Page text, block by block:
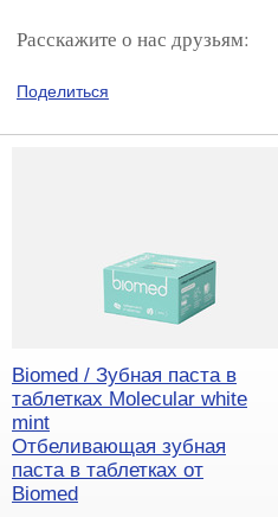
Расскажите о нас друзьям:
Поделиться
Biomed / Зубная паста в
таблетках Molecular white
mint
Отбеливающая зубная
паста в таблетках от
Biomed